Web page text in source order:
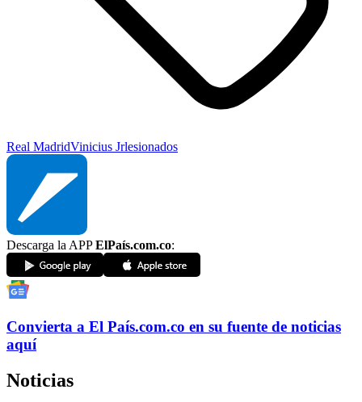
Real MadridVinicius Jrlesionados
Descarga la APPElPaís.com.co:
Convierta a El País.com.co en su fuente de noticias
aquí
Noticias